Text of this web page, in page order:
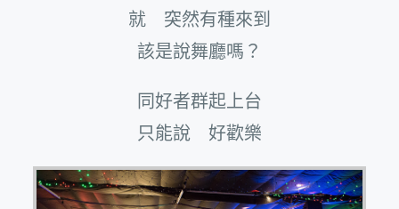
就 突然有種來到
該是說舞廳嗎？
同好者群起上台
只能說 好歡樂